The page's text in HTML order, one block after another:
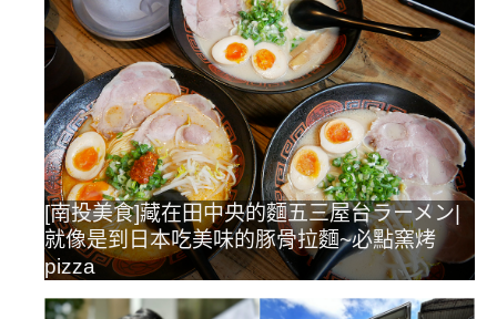
[南投美食]藏在田中央的麵五三屋台ラーメン|
就像是到日本吃美味的豚骨拉麵~必點窯烤
pizza